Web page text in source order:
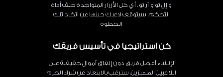
و إل تو و آر تو . أي كل الأزرار المتواجدة خلف أداة
التحكم. سيتوقف لاعبك حينها عن اتخاذ تلك
الخطوة
كن استراتيجيا في تأسيس فريقك
لإنشاء أفضل فريق دون إنفاق أموال حقيقية على
اللاعبين المتميزين، سترغب بالابتعاد عن شراء الحزم